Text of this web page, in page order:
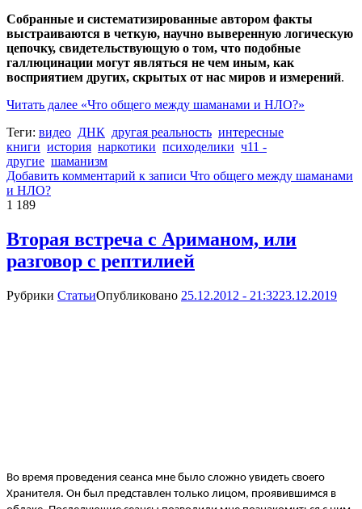
Собранные и систематизированные автором факты
выстраиваются в четкую, научно выверенную логическую
цепочку, свидетельствующую о том, что подобные
галлюцинации могут являться не чем иным, как
восприятием других, скрытых от нас миров и измерений.
Читать далее «Что общего между шаманами и НЛО?»
Теги: видео ДНК другая реальность интересные
книги история наркотики психоделики ч11 -
другие шаманизм
Добавить комментарий к записи Что общего между шаманами
и НЛО?
1 189
Вторая встреча с Ариманом, или
разговор с рептилией
Рубрики СтатьиОпубликовано 25.12.2012 - 21:3223.12.2019
Во время проведения сеанса мне было сложно увидеть своего
Хранителя. Он был представлен только лицом, проявившимся в